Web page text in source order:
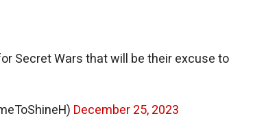
Secret Wars that will be their excuse to
December 25, 2023